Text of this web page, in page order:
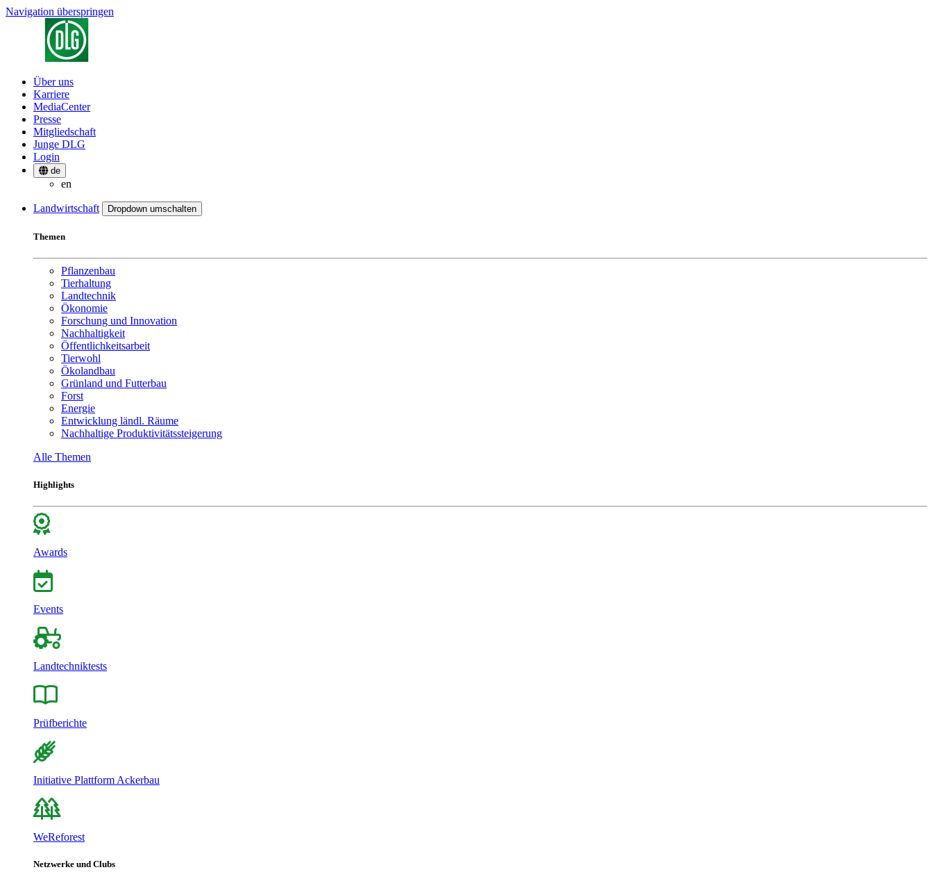
Navigation überspringen
Über uns
Karriere
MediaCenter
Presse
Mitgliedschaft
Junge DLG
Login
de
en
Landwirtschaft Dropdown umschalten
Themen
Pflanzenbau
Tierhaltung
Landtechnik
Ökonomie
Forschung und Innovation
Nachhaltigkeit
Öffentlichkeitsarbeit
Tierwohl
Ökolandbau
Grünland und Futterbau
Forst
Energie
Entwicklung ländl. Räume
Nachhaltige Produktivitätssteigerung
Alle Themen
Highlights
Awards
Events
Landtechniktests
Prüfberichte
Initiative Plattform Ackerbau
WeReforest
Netzwerke und Clubs